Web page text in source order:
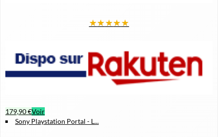
★★★★★
179,90 €Voir
Sony Playstation Portal - L...